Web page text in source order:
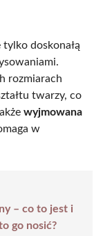
doskonałą
rozmiarach
twarzy, co
wyjmowana
w
– co to jest i
go nosić?